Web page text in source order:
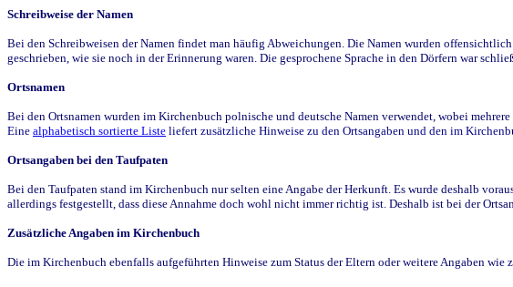
Schreibweise der Namen
Bei den Schreibweisen der Namen findet man häufig Abweichungen. Die Namen wurden
geschrieben, wie sie noch in der Erinnerung waren. Die gesprochene Sprache in den Dörfern war
Ortsnamen
Bei den Ortsnamen wurden im Kirchenbuch polnische und deutsche Namen verwendet, wobei
Eine alphabetisch sortierte Liste liefert zusätzliche Hinweise zu den Ortsangaben und den im
Ortsangaben bei den Taufpaten
Bei den Taufpaten stand im Kirchenbuch nur selten eine Angabe der Herkunft. Es wurde deshalb
allerdings festgestellt, dass diese Annahme doch wohl nicht immer richtig ist. Deshalb ist bei der
Zusätzliche Angaben im Kirchenbuch
Die im Kirchenbuch ebenfalls aufgeführten Hinweise zum Status der Eltern oder weitere Angaben wie